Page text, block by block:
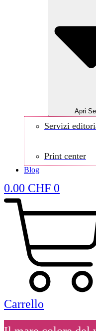
Apri
Servizi
Print center
Blog
0.00 CHF 0
Carrello